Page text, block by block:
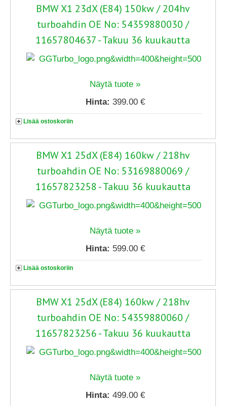
BMW X1 23dX (E84) 150kw / 204hv
turboahdin OE No: 54359880030 /
11657804637 - Takuu 36 kuukautta
Näytä tuote »
Hinta: 399.00 €
Lisää ostoskoriin
BMW X1 25dX (E84) 160kw / 218hv
turboahdin OE No: 53169880069 /
11657823258 - Takuu 36 kuukautta
Näytä tuote »
Hinta: 599.00 €
Lisää ostoskoriin
BMW X1 25dX (E84) 160kw / 218hv
turboahdin OE No: 54359880060 /
11657823256 - Takuu 36 kuukautta
Näytä tuote »
Hinta: 499.00 €